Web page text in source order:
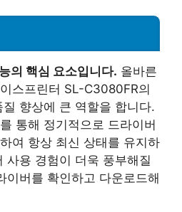
의 핵심 요소입니다. 올바른
스프린터 SL-C3080FR의
향상에 큰 역할을 합니다.
통해 정기적으로 드라이버
여 항상 최신 상태를 유지하
사용 경험이 더욱 풍부해질
이버를 확인하고 다운로드해